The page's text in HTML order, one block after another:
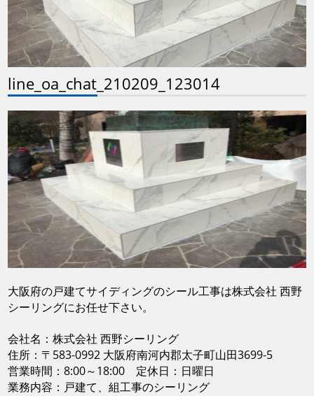
line_oa_chat_210209_123014
大阪府の戸建てサイディングのシール工事は株式会社 西野
シーリングにお任せ下さい。
会社名：株式会社 西野シーリング
住所：〒583-0992 大阪府南河内郡太子町山田3699-5
営業時間：8:00～18:00 定休日：日曜日
業務内容：戸建て、組工事のシーリング